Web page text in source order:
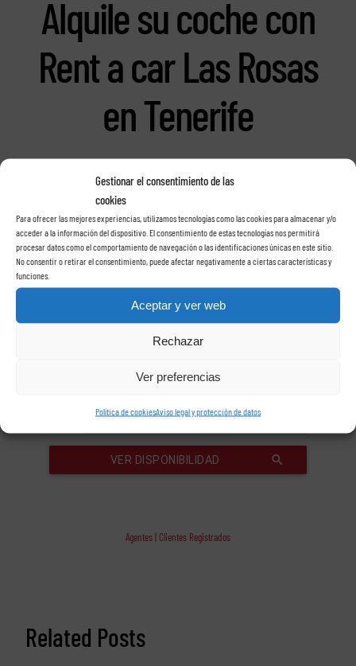
Gestionar el consentimiento de las
cookies
Para ofrecer las mejores experiencias, utilizamos tecnologías como las cookies para almacenar y/o
acceder a la información del dispositivo. El consentimiento de estas tecnologías nos permitirá
procesar datos como el comportamiento de navegación o las identificaciones únicas en este sitio.
No consentir o retirar el consentimiento, puede afectar negativamente a ciertas características y
funciones.
Aceptar y ver web
Rechazar
Ver preferencias
Política de cookiesAviso legal y protección de datos
Alquile su coche con
Rent a car Las Rosas
en Tenerife
Agentes | Clientes Registrados
Related Posts